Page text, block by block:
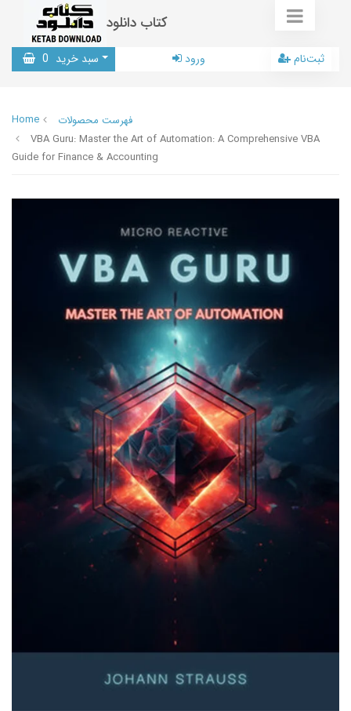
کتاب دانلود
سبد خرید 0 ورود ثبت‌نام
Home
فهرست محصولات
VBA Guru: Master the Art of Automation: A Comprehensive VBA
Guide for Finance & Accounting